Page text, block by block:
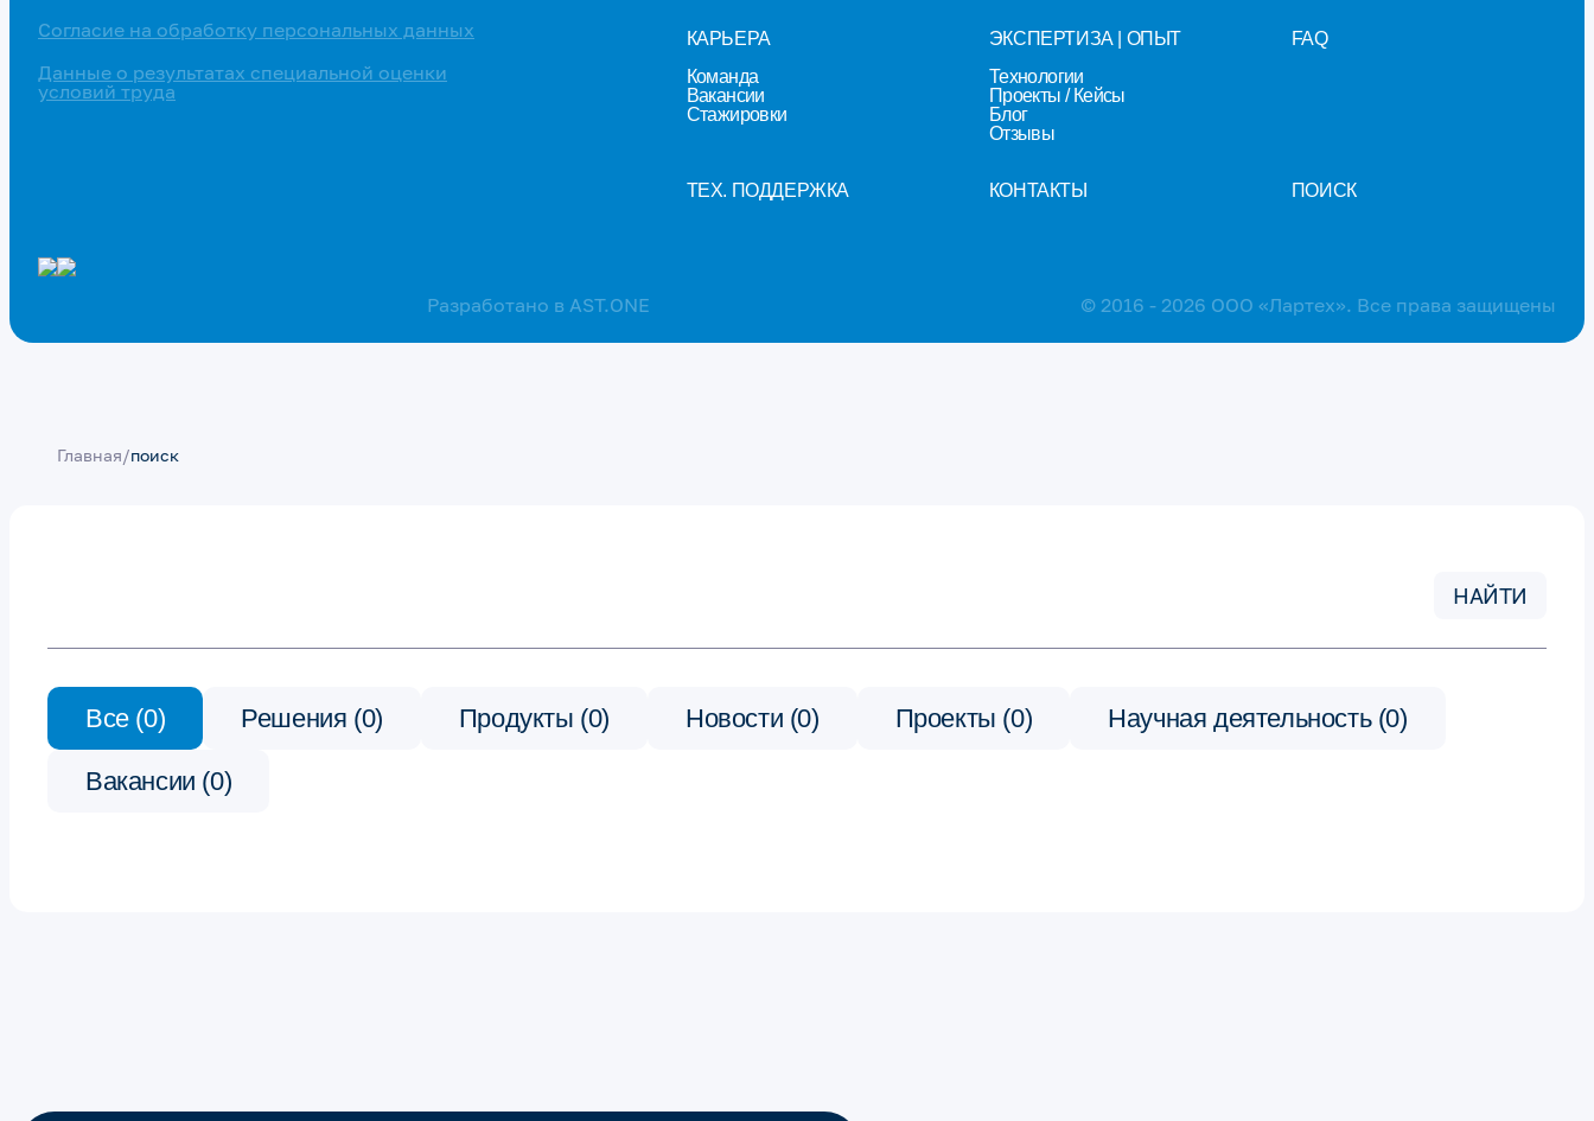
Согласие на обработку персональных данных
Данные о результатах специальной оценки
условий труда
КАРЬЕРА
Команда
Вакансии
Стажировки
ЭКСПЕРТИЗА | ОПЫТ
Технологии
Проекты / Кейсы
Блог
Отзывы
FAQ
ТЕХ. ПОДДЕРЖКА КОНТАКТЫ ПОИСК
Разработано в AST.ONE © 2016 - 2026 ООО «Лартех». Все права защищены
Главная/поиск
НАЙТИ
Все (0) Решения (0) Продукты (0) Новости (0) Проекты (0) Научная деятельность (0)
Вакансии (0)